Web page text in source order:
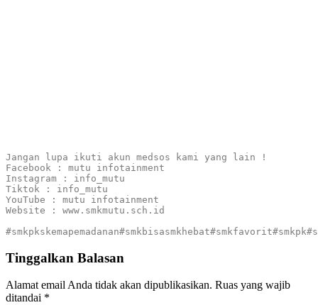
Jangan lupa ikuti akun medsos kami yang lain !
Facebook : mutu infotainment
Instagram : info_mutu
Tiktok : info_mutu
YouTube : mutu infotainment
Website : www.smkmutu.sch.id
Tinggalkan Balasan
Alamat email Anda tidak akan dipublikasikan. Ruas yang wajib
ditandai *